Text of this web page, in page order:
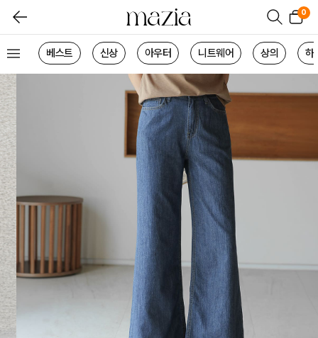
0
베스트 신상 아우터 니트웨어 상의 하